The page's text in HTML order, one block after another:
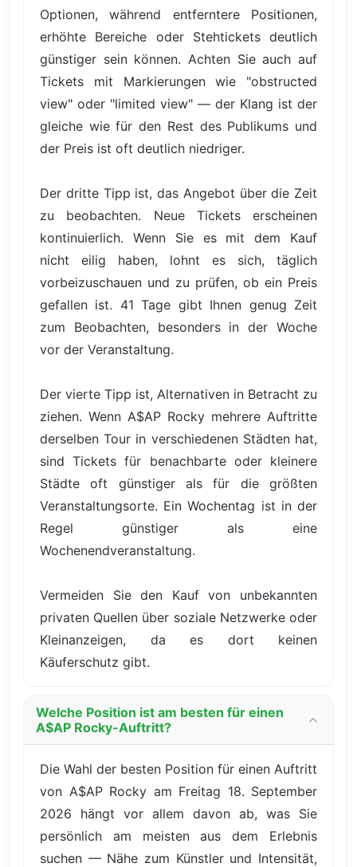
Optionen, während entferntere Positionen,
erhöhte Bereiche oder Stehtickets deutlich
günstiger sein können. Achten Sie auch auf
Tickets mit Markierungen wie "obstructed
view" oder "limited view" — der Klang ist der
gleiche wie für den Rest des Publikums und
der Preis ist oft deutlich niedriger.
Der dritte Tipp ist, das Angebot über die Zeit
zu beobachten. Neue Tickets erscheinen
kontinuierlich. Wenn Sie es mit dem Kauf
nicht eilig haben, lohnt es sich, täglich
vorbeizuschauen und zu prüfen, ob ein Preis
gefallen ist. 41 Tage gibt Ihnen genug Zeit
zum Beobachten, besonders in der Woche
vor der Veranstaltung.
Der vierte Tipp ist, Alternativen in Betracht zu
ziehen. Wenn A$AP Rocky mehrere Auftritte
derselben Tour in verschiedenen Städten hat,
sind Tickets für benachbarte oder kleinere
Städte oft günstiger als für die größten
Veranstaltungsorte. Ein Wochentag ist in der
Regel günstiger als eine
Wochenendveranstaltung.
Vermeiden Sie den Kauf von unbekannten
privaten Quellen über soziale Netzwerke oder
Kleinanzeigen, da es dort keinen
Käuferschutz gibt.
Welche Position ist am besten für einen
A$AP Rocky-Auftritt?
Die Wahl der besten Position für einen Auftritt
von A$AP Rocky am Freitag 18. September
2026 hängt vor allem davon ab, was Sie
persönlich am meisten aus dem Erlebnis
suchen — Nähe zum Künstler und Intensität,